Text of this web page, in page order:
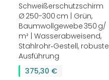
Schweißerschutzschirm
Ø 250-300 cm | Grün,
Baumwollgewebe 350 g/
m² | Wasserabweisend,
Stahlrohr‑Gestell, robuste
Ausführung
375,30 €